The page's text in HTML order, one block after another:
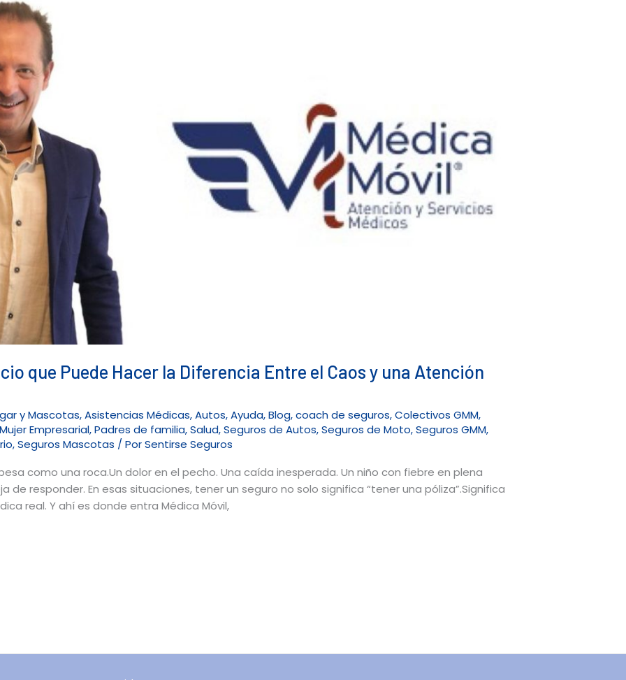
que Puede Hacer la Diferencia Entre el Caos y una Atención
y Mascotas,Asistencias Médicas,Autos,Ayuda,Blog,coach de seguros,Colectivos GMM,
Mujer Empresarial,Padres de familia,Salud,Seguros de Autos,Seguros de Moto,Seguros GMM,
,Seguros Mascotas / PorSentirse Seguros
como una roca.Un dolor en el pecho. Una caída inesperada. Un niño con fiebre en plena
de responder. En esas situaciones, tener un seguro no solo significa “tener una póliza”.Significa
real. Y ahí es donde entra Médica Móvil,